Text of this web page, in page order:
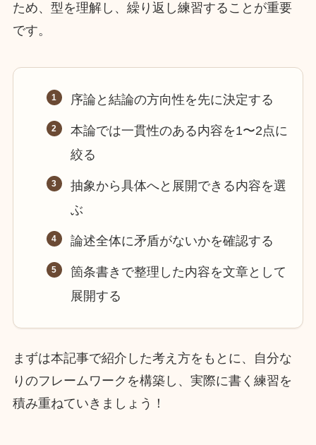
ため、型を理解し、繰り返し練習することが重要
です。
序論と結論の方向性を先に決定する
本論では一貫性のある内容を1〜2点に
絞る
抽象から具体へと展開できる内容を選
ぶ
論述全体に矛盾がないかを確認する
箇条書きで整理した内容を文章として
展開する
まずは本記事で紹介した考え方をもとに、自分な
りのフレームワークを構築し、実際に書く練習を
積み重ねていきましょう！